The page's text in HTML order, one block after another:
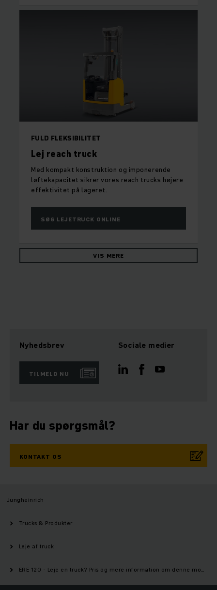
FULD FLEKSIBILITET
Lej reach truck
Med kompakt konstruktion og imponerende
løftekapacitet sikrer vores reach trucks højere
effektivitet på lageret.
SØG LEJETRUCK ONLINE
VIS MERE
Nyhedsbrev
TILMELD NU
Sociale medier
Har du spørgsmål?
KONTAKT OS
Jungheinrich
Trucks & Produkter
Leje af truck
ERE 120 - Leje en truck? Pris og mere information om denne model | Jungheinrich